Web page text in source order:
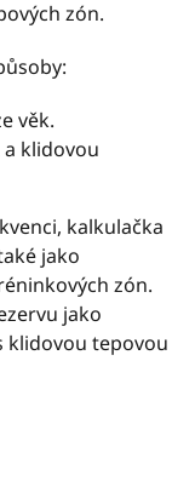
zón.
věk.
klidovou
kalkulačka
jako
zón.
jako
klidovou tepovou